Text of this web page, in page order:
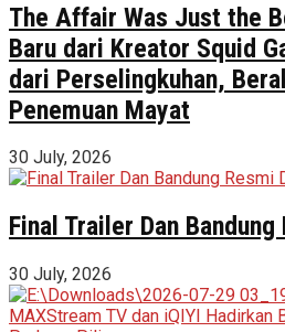
The Affair Was Just the
Baru dari Kreator Squid
dari Perselingkuhan,
Penemuan Mayat
30 July, 2026
Final Trailer Dan
30 July, 2026